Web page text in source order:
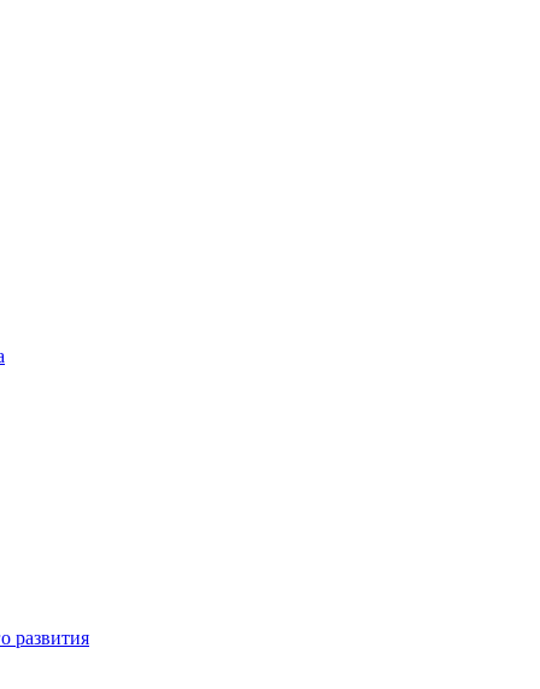
развития